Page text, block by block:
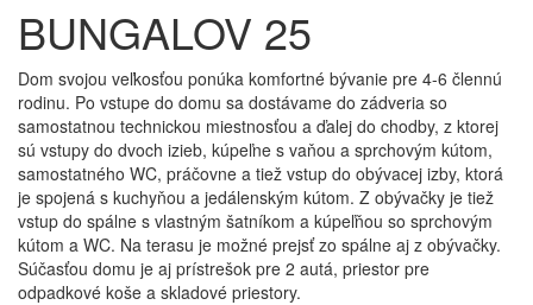
BUNGALOV 25
Dom svojou veľkosťou ponúka komfortné bývanie pre 4-6 člennú
rodinu. Po vstupe do domu sa dostávame do zádveria so
samostatnou technickou miestnosťou a ďalej do chodby, z ktorej
sú vstupy do dvoch izieb, kúpeľne s vaňou a sprchovým kútom,
samostatného WC, práčovne a tiež vstup do obývacej izby, ktorá
je spojená s kuchyňou a jedálenským kútom. Z obývačky je tiež
vstup do spálne s vlastným šatníkom a kúpeľňou so sprchovým
kútom a WC. Na terasu je možné prejsť zo spálne aj z obývačky.
Súčasťou domu je aj prístrešok pre 2 autá, priestor pre
odpadkové koše a skladové priestory.